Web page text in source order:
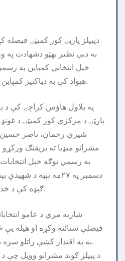
به دبې نظير بهټو دشهادت
خپل انتخابي کمپاين په
هيواد کې به دټاکنيز کمپاين مشري به بلاول بهټو کوي.
په بلاول هاؤس کراچۍ کې د
پارټۍ د مرکزي کور کميټۍ د
شيري رحمان، ناصر حسين
مشرانو ميډيا ته بريفنګ
په رسمي توګه خپل
دسمبر په ٢٧مه نېټه د
ګېډه کې د خدا بخش سره ترسره کېږي.
شازيه مري د عامو
فيصلې ستائنه وکړه او هيله يې
به په اقتدار کښې راتلو سره د ټول ملک پرمختګ وکړي.
د پيپلز ګوند مشرانو وويل چې